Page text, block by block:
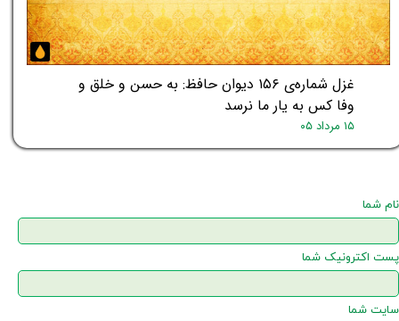
غزل شماره‌ی ۱۵۶ دیوان حافظ: به حسن و خلق و
وفا کس به یار ما نرسد
۱۵ مرداد ۰۵
نام شما
پست اکترونیک شما
سایت شما